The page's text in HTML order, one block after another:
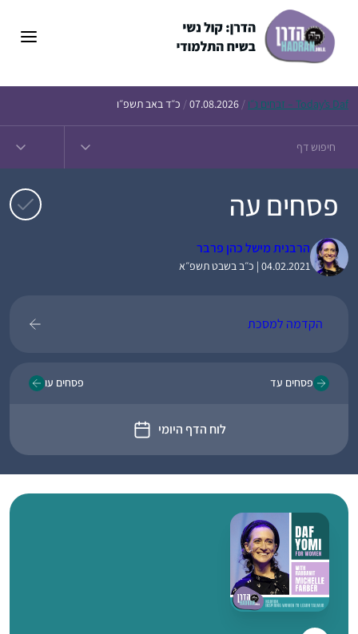
Today’s Daf – זבחים נ״ו /
07.08.2026
/ כ״ד באב תשפ״ו
פסחים עה
הרבנית מישל כהן פרבר
04.02.2021 | כ״ב בשבט תשפ״א
הקדמה למסכת
פסחים עד
לוח הדף היומי
פסחים עו